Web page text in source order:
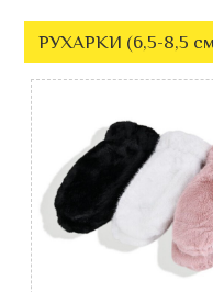
РУХАРКИ (6,5-8,5